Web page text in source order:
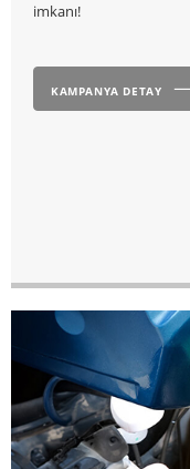
imkanı!
KAMPANYA DETAY